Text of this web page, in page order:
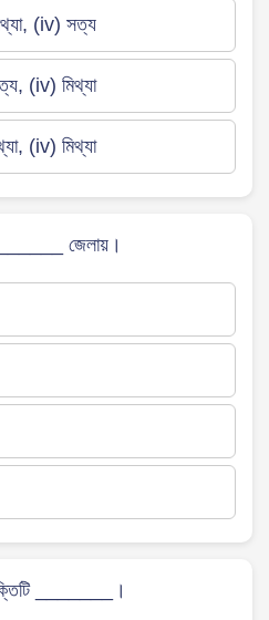
(iv) সত্য
(iv) মিথ্যা
(iv) মিথ্যা
জেলায়।
_______।